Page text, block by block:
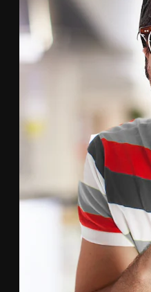
seu melhor
assinantes entre
agências e
Português
Copyright © 2010-